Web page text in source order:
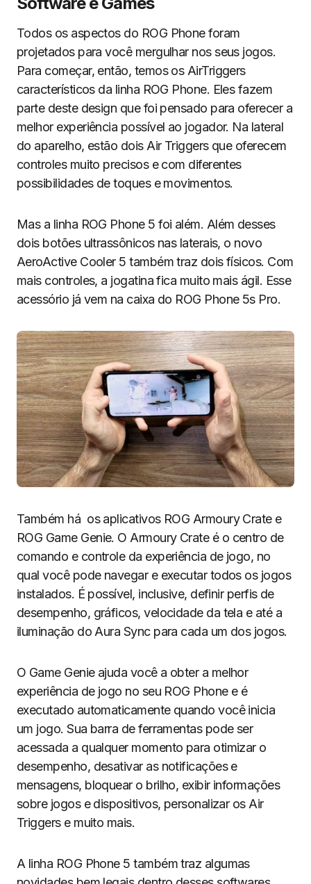
Todos os aspectos do ROG Phone foram
projetados para você mergulhar nos seus jogos.
Para começar, então, temos os AirTriggers
característicos da linha ROG Phone. Eles fazem
parte deste design que foi pensado para oferecer a
melhor experiência possível ao jogador. Na lateral
do aparelho, estão dois Air Triggers que oferecem
controles muito precisos e com diferentes
possibilidades de toques e movimentos.
Mas a linha ROG Phone 5 foi além. Além desses
dois botões ultrassônicos nas laterais, o novo
AeroActive Cooler 5 também traz dois físicos. Com
mais controles, a jogatina fica muito mais ágil. Esse
acessório já vem na caixa do ROG Phone 5s Pro.
Também há os aplicativos ROG Armoury Crate e
ROG Game Genie. O Armoury Crate é o centro de
comando e controle da experiência de jogo, no
qual você pode navegar e executar todos os jogos
instalados. É possível, inclusive, definir perfis de
desempenho, gráficos, velocidade da tela e até a
iluminação do Aura Sync para cada um dos jogos.
O Game Genie ajuda você a obter a melhor
experiência de jogo no seu ROG Phone e é
executado automaticamente quando você inicia
um jogo. Sua barra de ferramentas pode ser
acessada a qualquer momento para otimizar o
desempenho, desativar as notificações e
mensagens, bloquear o brilho, exibir informações
sobre jogos e dispositivos, personalizar os Air
Triggers e muito mais.
A linha ROG Phone 5 também traz algumas